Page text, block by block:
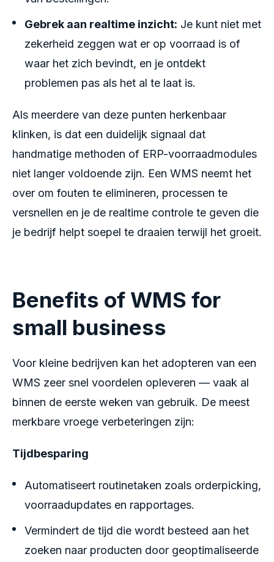
Gebrek aan realtime inzicht: Je kunt niet met
zekerheid zeggen wat er op voorraad is of
waar het zich bevindt, en je ontdekt
problemen pas als het al te laat is.
Als meerdere van deze punten herkenbaar
klinken, is dat een duidelijk signaal dat
handmatige methoden of ERP-voorraadmodules
niet langer voldoende zijn. Een WMS neemt het
over om fouten te elimineren, processen te
versnellen en je de realtime controle te geven die
je bedrijf helpt soepel te draaien terwijl het groeit.
Benefits of WMS for
small business
Voor kleine bedrijven kan het adopteren van een
WMS zeer snel voordelen opleveren — vaak al
binnen de eerste weken van gebruik. De meest
merkbare vroege verbeteringen zijn:
Tijdbesparing
Automatiseert routinetaken zoals orderpicking,
voorraadupdates en rapportages.
Vermindert de tijd die wordt besteed aan het
zoeken naar producten door geoptimaliseerde